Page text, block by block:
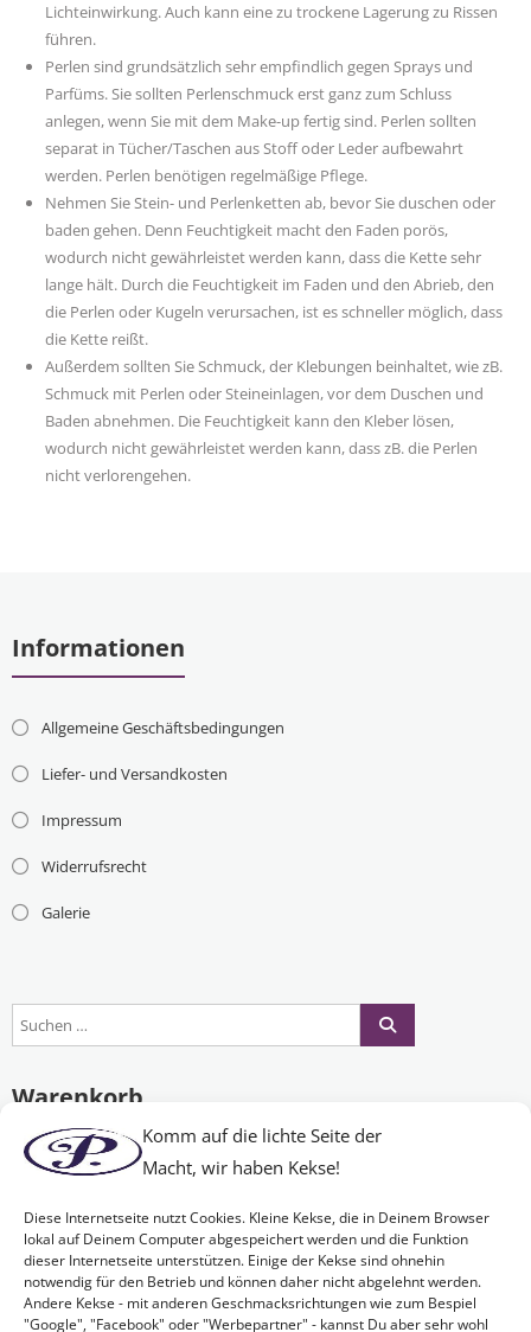
Komm auf die lichte Seite der
Macht, wir haben Kekse!
Diese Internetseite nutzt Cookies. Kleine Kekse, die in Deinem Browser
lokal auf Deinem Computer abgespeichert werden und die Funktion
dieser Internetseite unterstützen. Einige der Kekse sind ohnehin
notwendig für den Betrieb und können daher nicht abgelehnt werden.
Andere Kekse - mit anderen Geschmacksrichtungen wie zum Bespiel
"Google", "Facebook" oder "Werbepartner" - kannst Du aber sehr wohl
Lichteinwirkung. Auch kann eine zu trockene Lagerung zu Rissen
führen.
Perlen sind grundsätzlich sehr empfindlich gegen Sprays und
Parfüms. Sie sollten Perlenschmuck erst ganz zum Schluss
anlegen, wenn Sie mit dem Make-up fertig sind. Perlen sollten
separat in Tücher/Taschen aus Stoff oder Leder aufbewahrt
werden. Perlen benötigen regelmäßige Pflege.
Nehmen Sie Stein- und Perlenketten ab, bevor Sie duschen oder
baden gehen. Denn Feuchtigkeit macht den Faden porös,
wodurch nicht gewährleistet werden kann, dass die Kette sehr
lange hält. Durch die Feuchtigkeit im Faden und den Abrieb, den
die Perlen oder Kugeln verursachen, ist es schneller möglich, dass
die Kette reißt.
Außerdem sollten Sie Schmuck, der Klebungen beinhaltet, wie zB.
Schmuck mit Perlen oder Steineinlagen, vor dem Duschen und
Baden abnehmen. Die Feuchtigkeit kann den Kleber lösen,
wodurch nicht gewährleistet werden kann, dass zB. die Perlen
nicht verlorengehen.
Informationen
Allgemeine Geschäftsbedingungen
Liefer- und Versandkosten
Impressum
Widerrufsrecht
Galerie
Warenkorb
Es befinden sich keine Produkte im Warenkorb.
Nichts Passendes gefunden?